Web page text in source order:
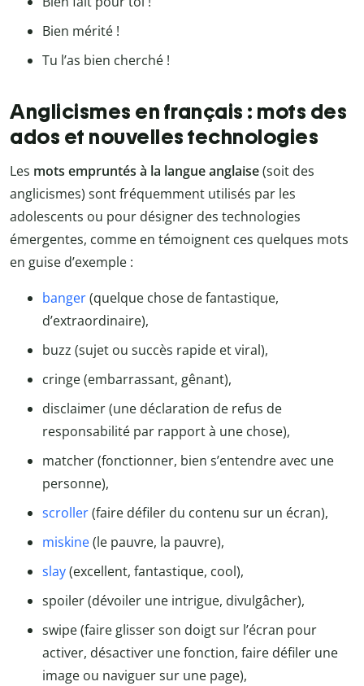
Bien mérité !
Tu l’as bien cherché !
Anglicismes en français : mots des
ados et nouvelles technologies
Les mots empruntés à la langue anglaise(soit des
anglicismes) sont fréquemment utilisés par les
adolescents ou pour désigner des technologies
émergentes, comme en témoignent ces quelques mots
en guise d’exemple :
banger(quelque chose de fantastique,
d’extraordinaire),
buzz (sujet ou succès rapide et viral),
cringe (embarrassant, gênant),
disclaimer (une déclaration de refus de
responsabilité par rapport à une chose),
matcher (fonctionner, bien s’entendre avec une
personne),
scroller(faire défiler du contenu sur un écran),
miskine(le pauvre, la pauvre),
slay(excellent, fantastique, cool),
spoiler (dévoiler une intrigue, divulgâcher),
swipe (faire glisser son doigt sur l’écran pour
activer, désactiver une fonction, faire défiler une
image ou naviguer sur une page),